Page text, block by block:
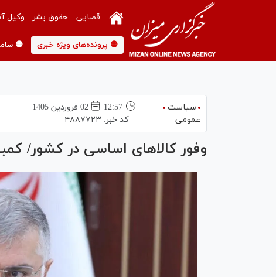
قضایی حقوق بشر وکیل
🟡 پرونده‌های ویژه خبری 🟡
سیاست
عمومی
12:57
02 فروردين 1405
کد خبر: ۴۸۸۷۷۲۳
وفور کالا‌های اساسی در کشور/